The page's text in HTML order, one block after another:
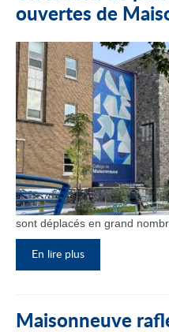
ouvertes de
sont déplacés en grand
En lire plus
Maisonneuve